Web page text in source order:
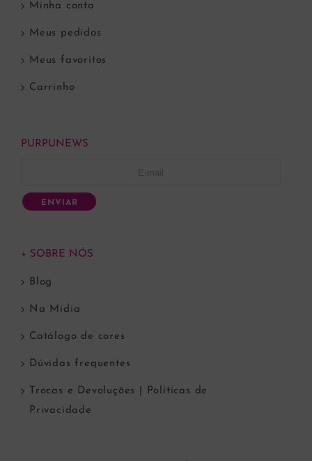
Minha conta
Meus pedidos
Meus favoritos
Carrinho
PURPUNEWS
ENVIAR
+ SOBRE NÓS
Blog
Na Mídia
Catálogo de cores
Dúvidas frequentes
Trocas e Devoluções | Políticas de
Privacidade